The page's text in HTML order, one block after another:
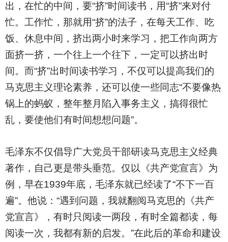
出，在忙的中间，要“挤”时间读书，用“挤”来对付
忙。工作忙，那就用“挤”的法子，在每天工作、吃
饭、休息中间，挤出两小时来学习，把工作向两方
面挤一挤，一个往上一个往下，一定可以挤出时
间。而“挤”出时间读书学习，不仅可以提高我们的
马克思主义理论素养，还可以使一些同志“不要像热
锅上的蚂蚁，整年整月陷入事务主义，搞得很忙
乱，要使他们有时间想想问题”。
毛泽东不仅倡导广大党员干部研读马克思主义经典
著作，自己更是带头垂范。仅以《共产党宣言》为
例，早在1939年底，毛泽东就已经读了“不下一百
遍”。他说：“遇到问题，我就翻阅马克思的《共产
党宣言》，有时只阅读一两段，有时全篇都读，每
阅读一次，我都有新的启发。”在此后的革命和建设